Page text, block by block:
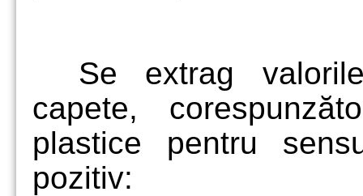
Se extrag
capete,
plastice pentru
pozitiv: